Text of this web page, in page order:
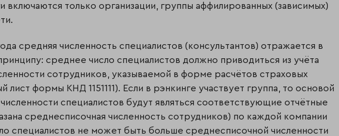
включаются только организации, группы аффилированных (зависимых)
средняя численность специалистов (консультантов) отражается в
среднее число специалистов должно приводиться из учёта
сотрудников, указываемой в форме расчётов страховых
лист формы КНД 1151111). Если в рэнкинге участвует группа, то основой
специалистов будут являться соответствующие отчётные
среднесписочная численность сотрудников) по каждой компании
специалистов не может быть больше среднесписочной численности